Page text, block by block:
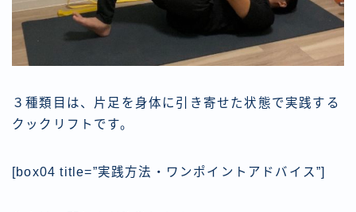
３種類目は、片足を身体に引き寄せた状態で実践する
クックリフトです。
[box04 title=”実践方法・ワンポイントアドバイス”]